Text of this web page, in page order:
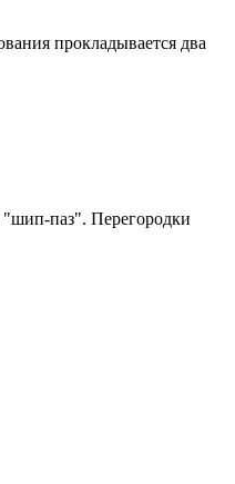
прокладывается два
"шип-паз". Перегородки